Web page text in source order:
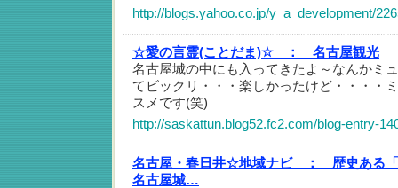
http://blogs.yahoo.co.jp/y_a_development/
☆愛の言霊(ことだま)☆ ：
名古屋観光
名古屋城の中にも入ってきたよ～なんかミ
てビックリ・・・楽しかったけど・・・・
スメです(笑)
http://saskattun.blog52.fc2.com/blog-entry-
名古屋・春日井☆地域ナビ ：
歴史ある
名古屋城…